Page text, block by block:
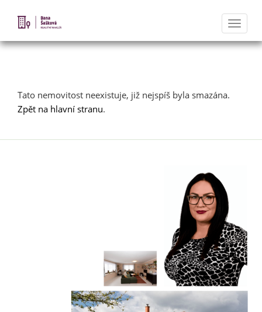
Tato nemovitost neexistuje, již nejspíš byla smazána.
Zpět na hlavní stranu.